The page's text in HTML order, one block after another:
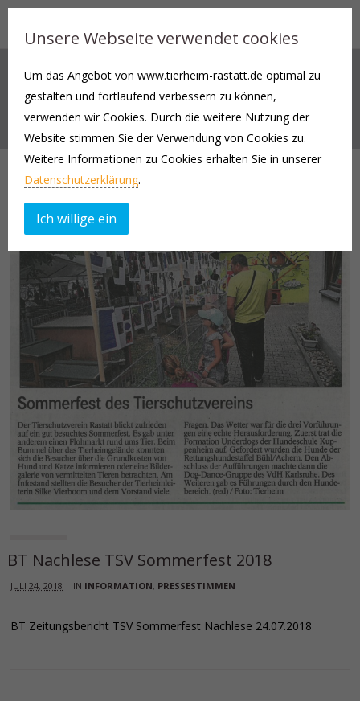
ADMIN
Author Archives
BT Nachlese TSV Sommerfest 2018
JULI 24, 2018 IN INFORMATION, PRESSESTIMMEN
BT Zeitungsbericht TSV Sommerfest Nachlese 24.07.2018
Unsere Webseite verwendet cookies
Um das Angebot von www.tierheim-rastatt.de optimal zu
gestalten und fortlaufend verbessern zu können,
verwenden wir Cookies. Durch die weitere Nutzung der
Website stimmen Sie der Verwendung von Cookies zu.
Weitere Informationen zu Cookies erhalten Sie in unserer
Datenschutzerklärung.
Ich willige ein